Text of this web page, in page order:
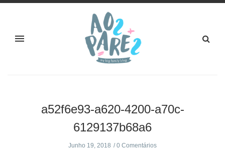
a52f6e93-a620-4200-a70c-
6129137b68a6
Junho 19, 2018 0 Comentários